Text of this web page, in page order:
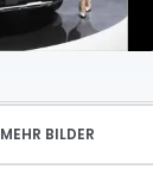
MEHR BILDER